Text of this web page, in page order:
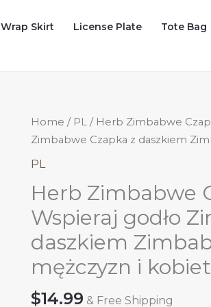
Wrap Skirt License Plate
Tote Bag
Home / PL / Herb Zimbabwe
Zimbabwe Czapka z daszkiem
PL
Herb Zimbabwe
Wspieraj godło
daszkiem
mężczyzn i kobiet
$14.99 & Free Shipping